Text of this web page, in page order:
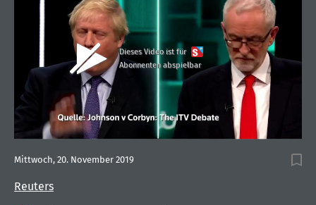
Dieses Video ist für
Abonnenten abspielbar
Reuters
Mittwoch, 20. November 2019